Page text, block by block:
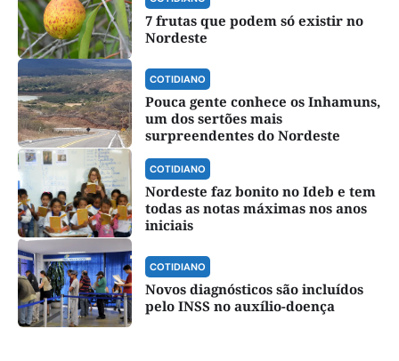
7 frutas que podem só existir no
Nordeste
COTIDIANO
Pouca gente conhece os Inhamuns,
um dos sertões mais
surpreendentes do Nordeste
COTIDIANO
Nordeste faz bonito no Ideb e tem
todas as notas máximas nos anos
iniciais
COTIDIANO
Novos diagnósticos são incluídos
pelo INSS no auxílio-doença